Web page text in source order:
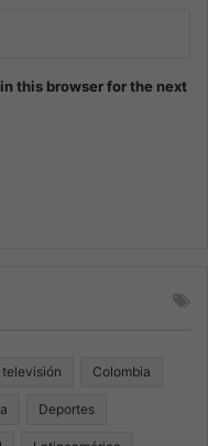
this browser for the next
Colombia
Deportes